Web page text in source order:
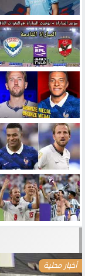
أخبار محلية